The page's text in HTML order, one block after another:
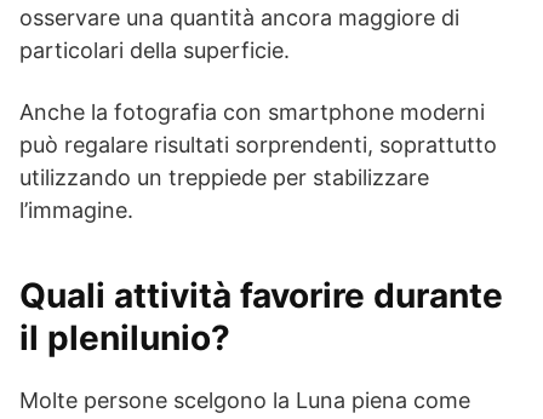
osservare una quantità ancora maggiore di
particolari della superficie.
Anche la fotografia con smartphone moderni
può regalare risultati sorprendenti, soprattutto
utilizzando un treppiede per stabilizzare
l’immagine.
Quali attività favorire durante
il plenilunio?
Molte persone scelgono la Luna piena come